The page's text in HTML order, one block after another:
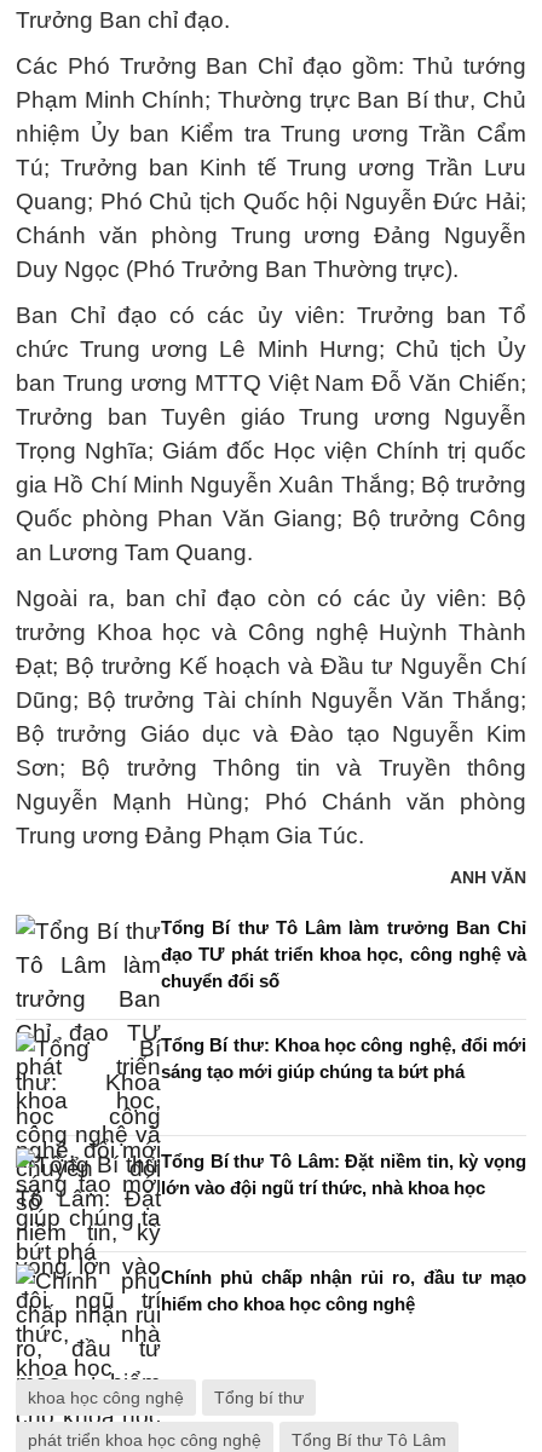
Trưởng Ban chỉ đạo.
Các Phó Trưởng Ban Chỉ đạo gồm: Thủ tướng
Phạm Minh Chính; Thường trực Ban Bí thư, Chủ
nhiệm Ủy ban Kiểm tra Trung ương Trần Cẩm
Tú; Trưởng ban Kinh tế Trung ương Trần Lưu
Quang; Phó Chủ tịch Quốc hội Nguyễn Đức Hải;
Chánh văn phòng Trung ương Đảng Nguyễn
Duy Ngọc (Phó Trưởng Ban Thường trực).
Ban Chỉ đạo có các ủy viên: Trưởng ban Tổ
chức Trung ương Lê Minh Hưng; Chủ tịch Ủy
ban Trung ương MTTQ Việt Nam Đỗ Văn Chiến;
Trưởng ban Tuyên giáo Trung ương Nguyễn
Trọng Nghĩa; Giám đốc Học viện Chính trị quốc
gia Hồ Chí Minh Nguyễn Xuân Thắng; Bộ trưởng
Quốc phòng Phan Văn Giang; Bộ trưởng Công
an Lương Tam Quang.
Ngoài ra, ban chỉ đạo còn có các ủy viên: Bộ
trưởng Khoa học và Công nghệ Huỳnh Thành
Đạt; Bộ trưởng Kế hoạch và Đầu tư Nguyễn Chí
Dũng; Bộ trưởng Tài chính Nguyễn Văn Thắng;
Bộ trưởng Giáo dục và Đào tạo Nguyễn Kim
Sơn; Bộ trưởng Thông tin và Truyền thông
Nguyễn Mạnh Hùng; Phó Chánh văn phòng
Trung ương Đảng Phạm Gia Túc.
ANH VĂN
Tổng Bí thư Tô Lâm làm trưởng Ban Chỉ
đạo TƯ phát triển khoa học, công nghệ và
chuyển đổi số
Tổng Bí thư: Khoa học công nghệ, đổi mới
sáng tạo mới giúp chúng ta bứt phá
Tổng Bí thư Tô Lâm: Đặt niềm tin, kỳ vọng
lớn vào đội ngũ trí thức, nhà khoa học
Chính phủ chấp nhận rủi ro, đầu tư mạo
hiểm cho khoa học công nghệ
khoa học công nghệ Tổng bí thư
phát triển khoa học công nghệ Tổng Bí thư Tô Lâm